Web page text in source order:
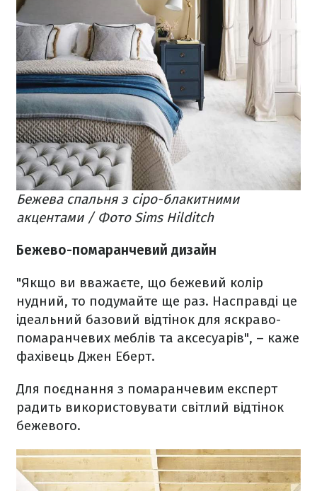
Бежева спальня з сіро-блакитними
акцентами / Фото Sims Hilditch
Бежево-помаранчевий дизайн
"Якщо ви вважаєте, що бежевий колір
нудний, то подумайте ще раз. Насправді це
ідеальний базовий відтінок для яскраво-
помаранчевих меблів та аксесуарів", – каже
фахівець Джен Еберт.
Для поєднання з помаранчевим експерт
радить використовувати світлий відтінок
бежевого.